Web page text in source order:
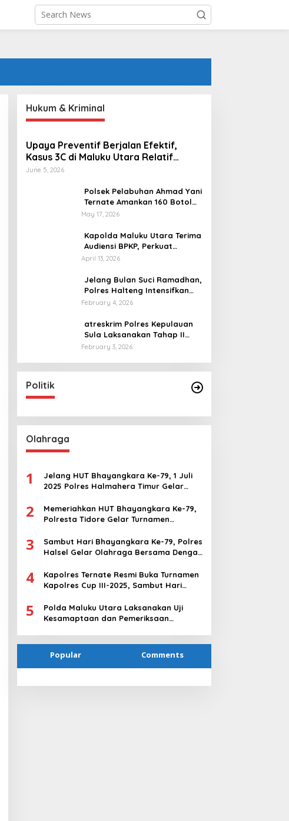
Hukum & Kriminal
Upaya Preventif Berjalan Efektif,
Kasus 3C di Maluku Utara Relatif
Rendah Sepanjang 2026
June 5, 2026
Polsek Pelabuhan Ahmad Yani
Ternate Amankan 160 Botol
Miras Ilegal dalam Razia
May 17, 2026
Kapolda Maluku Utara Terima
Audiensi BPKP, Perkuat
Silaturahmi dan Koordinasi
April 13, 2026
Jelang Bulan Suci Ramadhan,
Polres Halteng Intensifkan
Razia Miras
February 4, 2026
atreskrim Polres Kepulauan
Sula Laksanakan Tahap II
Kasus Persetubuhan Anak
February 3, 2026
Politik
Olahraga
1
Jelang HUT Bhayangkara Ke-79, 1 Juli
2025 Polres Halmahera Timur Gelar
2
Memeriahkan HUT Bhayangkara Ke-79,
Polresta Tidore Gelar Turnamen
3
Sambut Hari Bhayangkara Ke-79, Polres
Halsel Gelar Olahraga Bersama Dengan
4
Kapolres Ternate Resmi Buka Turnamen
Kapolres Cup III-2025, Sambut Hari
5
Polda Maluku Utara Laksanakan Uji
Kesamaptaan dan Pemeriksaan
Popular Comments